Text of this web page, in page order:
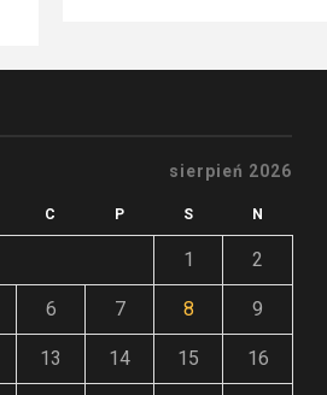
sierpień 2026
C P S N
1 2
6 7 8 9
13 14 15 16